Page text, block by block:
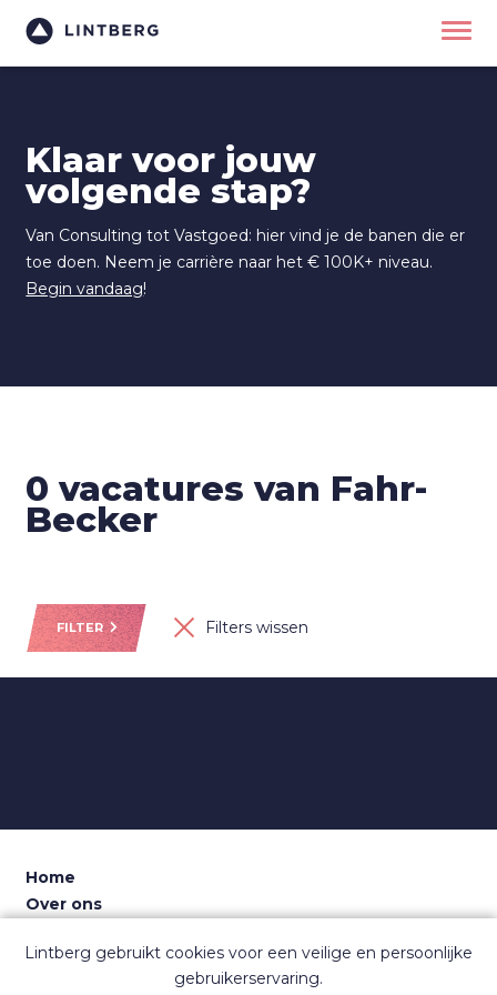
Klaar voor jouw
volgende stap?
Van Consulting tot Vastgoed: hier vind je de banen die er
toe doen. Neem je carrière naar het € 100K+ niveau.
Begin vandaag!
0 vacatures van Fahr-
Becker
FILTER Filters wissen
Home
Over ons
Dashboard
Lintberg gebruikt cookies voor een veilige en persoonlijke
gebruikerservaring.